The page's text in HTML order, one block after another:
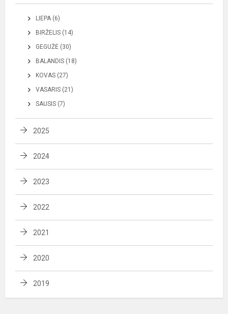
LIEPA (6)
BIRŽELIS (14)
GEGUŽĖ (30)
BALANDIS (18)
KOVAS (27)
VASARIS (21)
SAUSIS (7)
2025
2024
2023
2022
2021
2020
2019